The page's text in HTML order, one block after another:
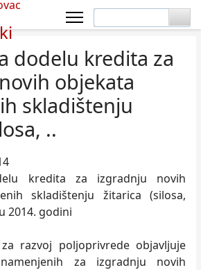
dodelu kredita za
objekata
skladištenju
..
kredita za izgradnju novih
skladištenju žitarica (silosa,
2014. godini
razvoj poljoprivrede objavljuje
za izgradnju novih